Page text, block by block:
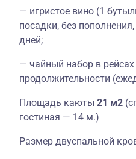
— игристое вино (1
посадки, без
дней;
— чайный набор в
продолжительности
Площадь каюты 21 м2
гостиная — 14 м.)
Размер двуспальной